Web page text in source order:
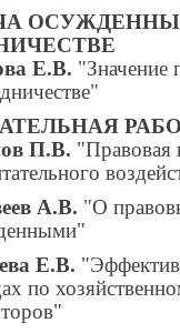
Е.В. "Значение
П.В. "Правовая
А.В. "О
Е.В.
по